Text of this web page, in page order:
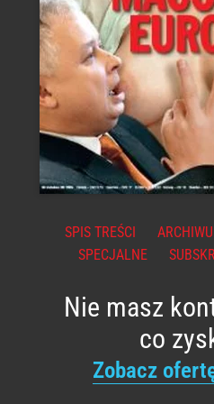
SPIS TREŚCI
SPECJALNE
Nie masz
co
Zobacz